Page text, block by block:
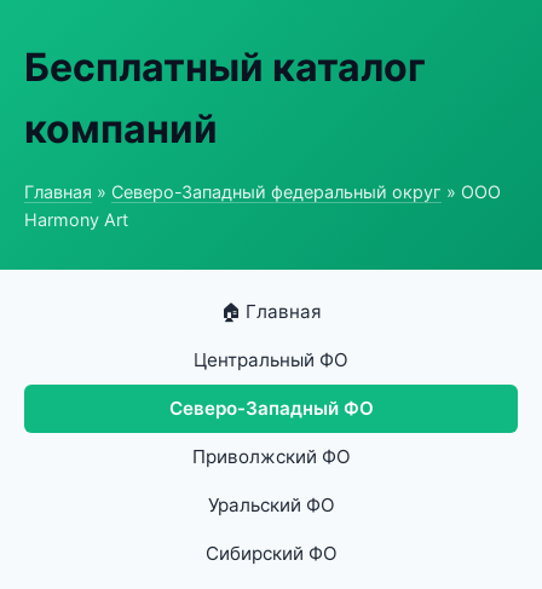
Бесплатный каталог
компаний
Главная » Северо-Западный федеральный округ » ООО
Harmony Art
🏠 Главная
Центральный ФО
Северо-Западный ФО
Приволжский ФО
Уральский ФО
Сибирский ФО